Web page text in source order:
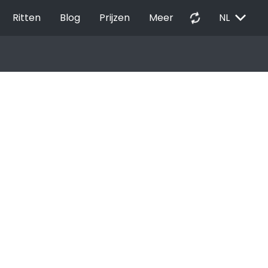
Ritten Blog Prijzen Meer autorenew NL EXPAND_MORE